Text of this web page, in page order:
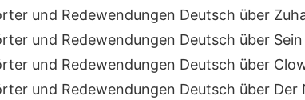
und Redewendungen Deutsch über
und Redewendungen Deutsch über Sein
und Redewendungen Deutsch über
und Redewendungen Deutsch über Der